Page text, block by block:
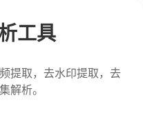
工具
提取，去水印提取，去
解析。